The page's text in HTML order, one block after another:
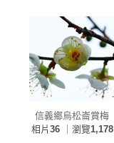
信義鄉烏松崙賞梅
相片 36｜瀏覽1,178